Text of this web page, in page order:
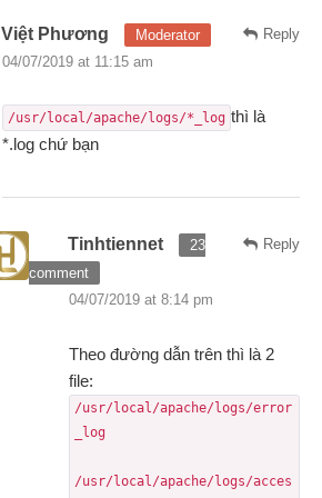
Reply
Việt Phương
Moderator
04/07/2019 at 11:15 am
/usr/local/apache/logs/*_log thì là
*.log chứ bạn
Reply
Tinhtiennet
23
comment
04/07/2019 at 8:14 pm
Theo đường dẫn trên thì là 2
file:
/usr/local/apache/logs/error
_log
/usr/local/apache/logs/acces